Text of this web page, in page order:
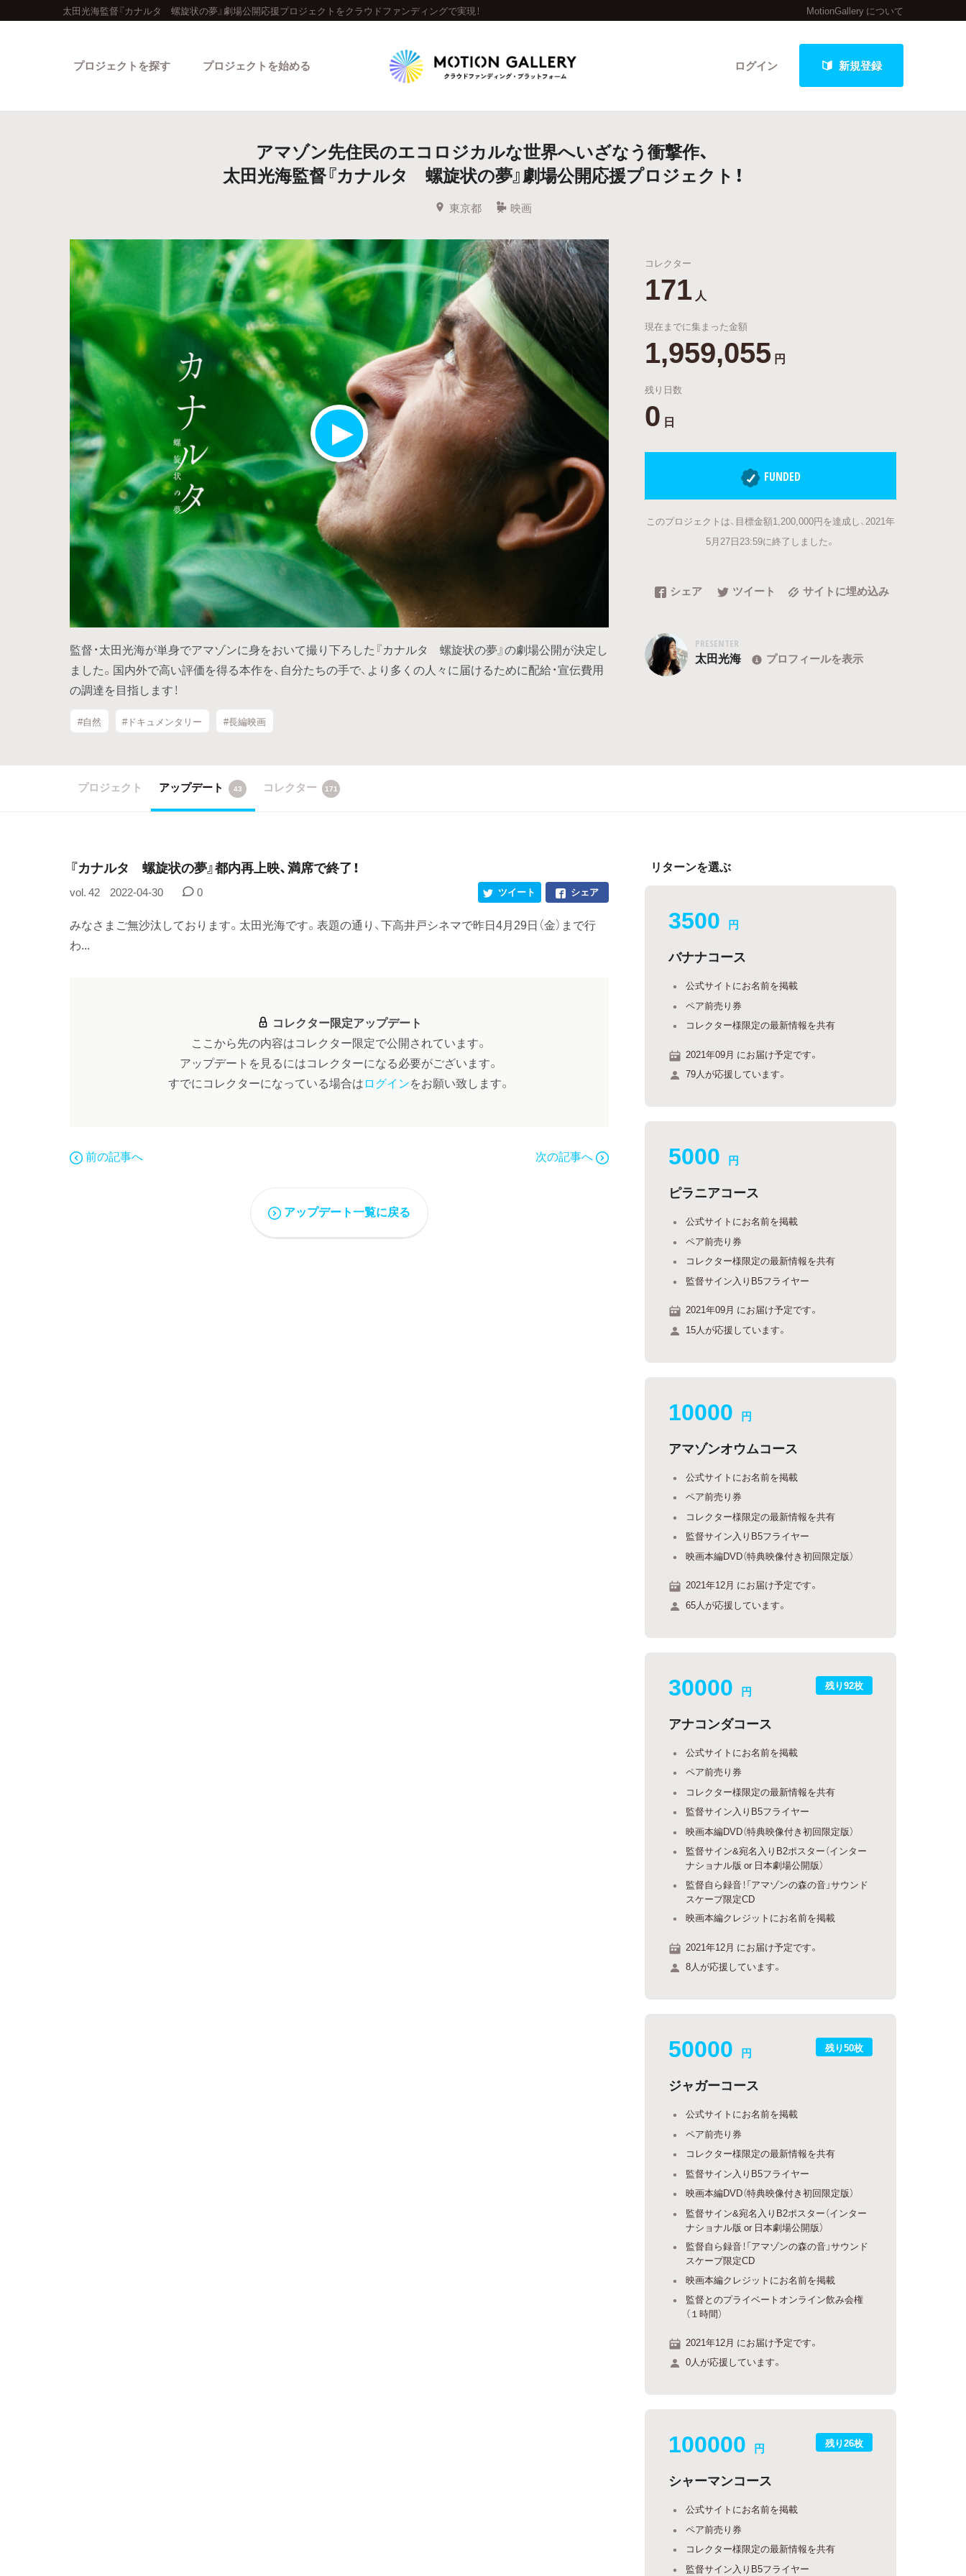
太田光海監督『カナルタ 螺旋状の夢』劇場公開応援プロジェクトをクラウドファンディングで実現！ MotionGallery について
ログイン 新規登録
プロジェクトを探す
人気のプロジェクト 新着プロジェクト 終了間近のプロジェクト
Feature
カテゴリーから探す タグから探す キュレーターから探す 特集から探す
Legendary
最新達成プロジェクト 調達額が大きいプロジェクト
プロジェクトを始める
アマゾン先住民のエコロジカルな世界へいざなう衝撃作、
太田光海監督『カナルタ 螺旋状の夢』劇場公開応援プロジェクト！
東京都 映画
監督・太田光海が単身でアマゾンに身をおいて撮り下ろした『カナルタ 螺旋状の夢』の劇場公開が決定し
ました。国内外で高い評価を得る本作を、自分たちの手で、より多くの人々に届けるために配給・宣伝費用
の調達を目指します！
#自然 #ドキュメンタリー #長編映画
コレクター
171 人
現在までに集まった金額
1,959,055 円
残り日数
0 日
FUNDED
このプロジェクトは、目標金額1,200,000円を達成し、2021年
5月27日23:59に終了しました。
シェア ツイート サイトに埋め込み
PRESENTER
太田光海 プロフィールを表示
プロジェクト アップデート 43 コレクター 171
『カナルタ 螺旋状の夢』都内再上映、満席で終了！
vol. 42 2022-04-30 0 シェア
ツイート
みなさまご無沙汰しております。太田光海です。表題の通り、下高井戸シネマで昨日4月29日（金）まで行
わ...
コレクター限定アップデート
ここから先の内容はコレクター限定で公開されています。
アップデートを見るにはコレクターになる必要がございます。
すでにコレクターになっている場合はログインをお願い致します。
前の記事へ 次の記事へ
アップデート一覧に戻る
リターンを選ぶ
3500 円
バナナコース
公式サイトにお名前を掲載
ペア前売り券
コレクター様限定の最新情報を共有
2021年09月 にお届け予定です。
79人が応援しています。
5000 円
ピラニアコース
公式サイトにお名前を掲載
ペア前売り券
コレクター様限定の最新情報を共有
監督サイン入りB5フライヤー
2021年09月 にお届け予定です。
15人が応援しています。
10000 円
アマゾンオウムコース
公式サイトにお名前を掲載
ペア前売り券
コレクター様限定の最新情報を共有
監督サイン入りB5フライヤー
映画本編DVD（特典映像付き初回限定版）
2021年12月 にお届け予定です。
65人が応援しています。
残り92枚
30000 円
アナコンダコース
公式サイトにお名前を掲載
ペア前売り券
コレクター様限定の最新情報を共有
監督サイン入りB5フライヤー
映画本編DVD（特典映像付き初回限定版）
監督サイン&宛名入りB2ポスター（インター
ナショナル版 or 日本劇場公開版）
監督自ら録音！「アマゾンの森の音」サウンド
スケープ限定CD
映画本編クレジットにお名前を掲載
2021年12月 にお届け予定です。
8人が応援しています。
残り50枚
50000 円
ジャガーコース
公式サイトにお名前を掲載
ペア前売り券
コレクター様限定の最新情報を共有
監督サイン入りB5フライヤー
映画本編DVD（特典映像付き初回限定版）
監督サイン&宛名入りB2ポスター（インター
ナショナル版 or 日本劇場公開版）
監督自ら録音！「アマゾンの森の音」サウンド
スケープ限定CD
映画本編クレジットにお名前を掲載
監督とのプライベートオンライン飲み会権
（１時間）
2021年12月 にお届け予定です。
0人が応援しています。
残り26枚
100000 円
シャーマンコース
公式サイトにお名前を掲載
ペア前売り券
コレクター様限定の最新情報を共有
監督サイン入りB5フライヤー